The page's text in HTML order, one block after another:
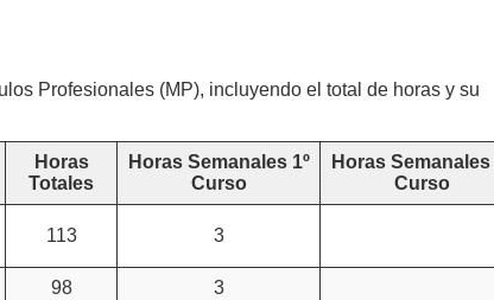
Profesionales (MP), incluyendo el total de horas y su
Horas
Totales
Horas Semanales 1º
Curso
Horas Semanales
Curso
113 3
98 3